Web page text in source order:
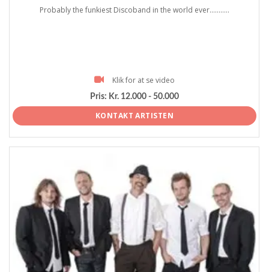
Probably the funkiest Discoband in the world ever...........
Klik for at se video
Pris: Kr. 12.000 - 50.000
KONTAKT ARTISTEN